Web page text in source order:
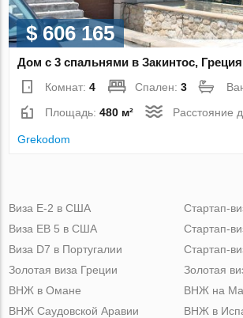
$ 606 165
Дом с 3 спальнями в Закинтос,
Комнат:4 Спален:3
Площадь:480 м² Расстояние
Grekodom
Виза Е-2 в США
Виза ЕВ 5 в США
Виза D7 в Португалии
Золотая виза Греции
Стартап-
Стартап-
Стартап-
Золотая
ВНЖ в Омане
ВНЖ Саудовской Аравии
ВНЖ на
ВНЖ в